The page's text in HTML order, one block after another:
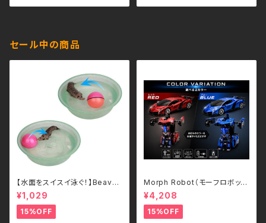
セール中の商品
【水面をスイスイ泳ぐ！】Beave
r's Ball 電動ビーバーボール
犬・猫用 ペットトイ
¥1,029
15%OFF
Morph Robot（モーフロボッ
ト）｜ボタンひとつで瞬間変形！
スポーツカー＆ロボット 2WAY
ラジコン（2.4GHz・USB充電
式）
¥4,208
15%OFF